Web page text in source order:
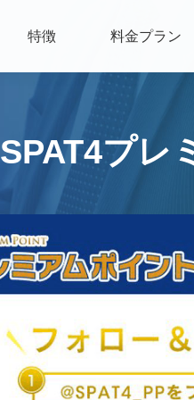
特徴 料金プラン
SPAT4プレ